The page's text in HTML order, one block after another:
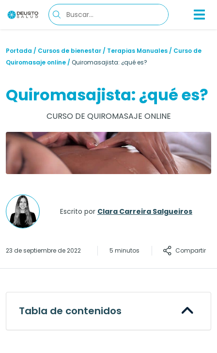
Portada / Cursos de bienestar / Terapias Manuales / Curso de
Quiromasaje online / Quiromasajista: ¿qué es?
Quiromasajista: ¿qué es?
CURSO DE QUIROMASAJE ONLINE
Escrito por Clara Carreira Salgueiros
23 de septiembre de 2022 5 minutos Compartir
Tabla de contenidos